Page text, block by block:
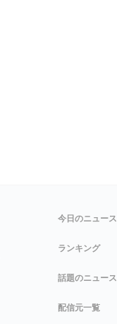
今日のニュース
ランキング
話題のニュース
配信元一覧